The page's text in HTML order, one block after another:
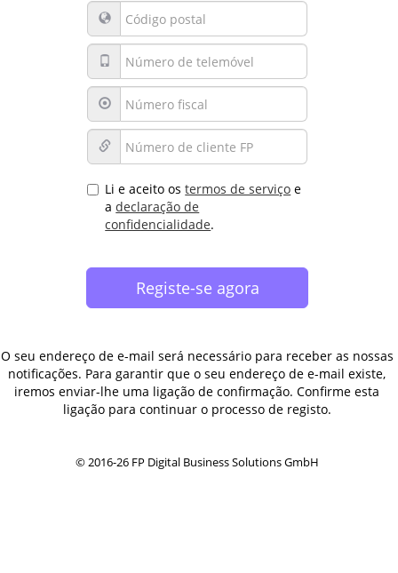
Li e aceito ostermos de serviço e
adeclaração de
confidencialidade.
O seu endereço de e-mail será necessário para receber as nossas
notificações. Para garantir que o seu endereço de e-mail existe,
iremos enviar-lhe uma ligação de confirmação. Confirme esta
ligação para continuar o processo de registo.
© 2016-26 FP Digital Business Solutions GmbH